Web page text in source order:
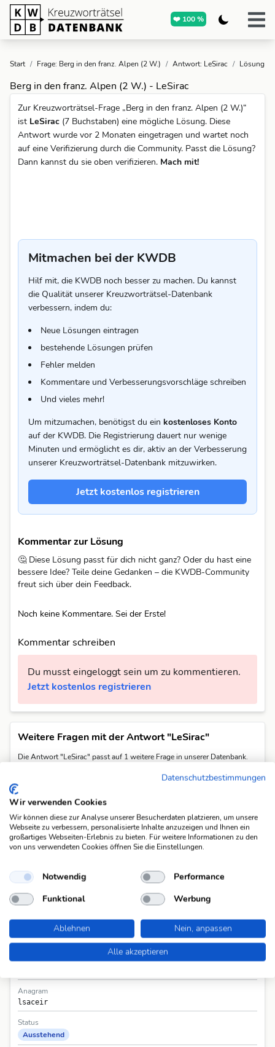
❤️ 100 %
Start / Frage: Berg in den franz. Alpen (2 W.) / Antwort: LeSirac / Lösung
Berg in den franz. Alpen (2 W.) - LeSirac
Zur Kreuzworträtsel-Frage „Berg in den franz. Alpen (2 W.)“
ist LeSirac (7 Buchstaben) eine mögliche Lösung. Diese
Antwort wurde vor 2 Monaten eingetragen und wartet noch
auf eine Verifizierung durch die Community. Passt die Lösung?
Dann kannst du sie oben verifizieren. Mach mit!
Mitmachen bei der KWDB
Hilf mit, die KWDB noch besser zu machen. Du kannst
die Qualität unserer Kreuzworträtsel-Datenbank
verbessern, indem du:
Neue Lösungen eintragen
bestehende Lösungen prüfen
Fehler melden
Kommentare und Verbesserungsvorschläge schreiben
Und vieles mehr!
Um mitzumachen, benötigst du ein kostenloses Konto
auf der KWDB. Die Registrierung dauert nur wenige
Minuten und ermöglicht es dir, aktiv an der Verbesserung
unserer Kreuzworträtsel-Datenbank mitzuwirken.
Jetzt kostenlos registrieren
Kommentar zur Lösung
🤔 Diese Lösung passt für dich nicht ganz? Oder du hast eine
bessere Idee? Teile deine Gedanken – die KWDB-Community
freut sich über dein Feedback.
Noch keine Kommentare. Sei der Erste!
Kommentar schreiben
Du musst eingeloggt sein um zu kommentieren.
Jetzt kostenlos registrieren
Weitere Fragen mit der Antwort "LeSirac"
Die Antwort "LeSirac" passt auf 1 weitere Frage in unserer Datenbank.
franz. Berg in den Dauphiné-Alpen (2 W.)
Alle 1 Fragen anzeigen
Informationen
Berg in den franz. Alpen (2 W.)(31)
Antwort
Anagram
lsaceir
Status
Ausstehend
Datenschutzbestimmungen
Wir verwenden Cookies
Wir können diese zur Analyse unserer Besucherdaten platzieren, um unsere
Webseite zu verbessern, personalisierte Inhalte anzuzeigen und Ihnen ein
großartiges Webseiten-Erlebnis zu bieten. Für weitere Informationen zu den
von uns verwendeten Cookies öffnen Sie die Einstellungen.
Notwendig
Performance
Funktional
Werbung
Ablehnen
Nein, anpassen
Alle akzeptieren